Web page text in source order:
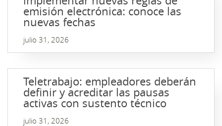
emisión electrónica: conoce las
nuevas fechas
julio 31, 2026
Teletrabajo: empleadores deberán
definir y acreditar las pausas
activas con sustento técnico
julio 31, 2026